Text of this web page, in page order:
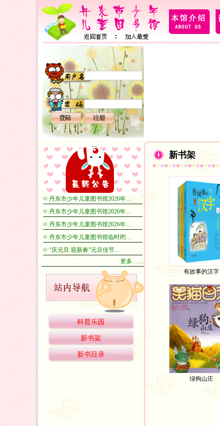
丹东市少年儿童图书馆2026年…
丹东市少年儿童图书馆2026年…
丹东市少年儿童图书馆2026年…
丹东市少年儿童图书馆临时闭…
“庆元旦 迎新春”元旦佳节…
更多……
科普乐园
新书架
新书目录
新书架
有故事的汉字
绿狗山庄